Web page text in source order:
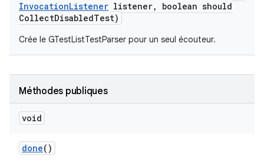
InvocationListener listener,
boolean should
CollectDisabledTest)
Crée le GTestListTestParser pour un seul écouteur.
Méthodes publiques
void
done()